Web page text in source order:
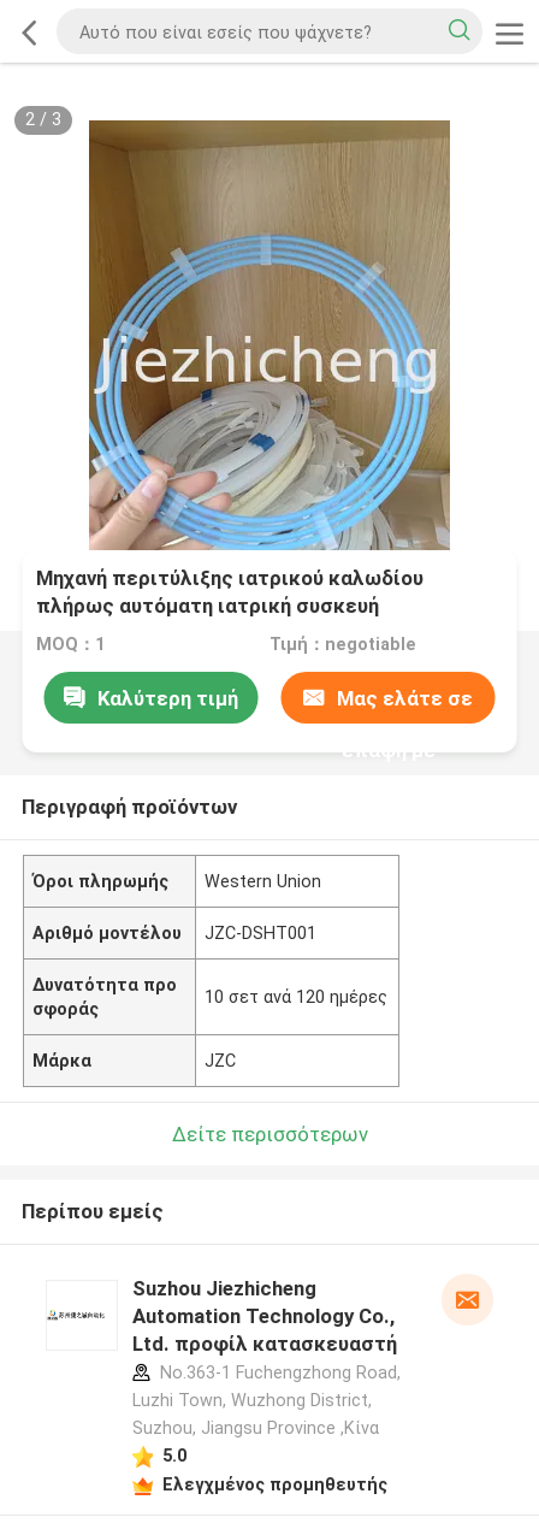
2/ 3
Μηχανή περιτύλιξης ιατρικού καλωδίου
πλήρως αυτόματη ιατρική συσκευή
περιτύλιξης καλωδίου και συσκευασίας
Μηχανή αυτοματοποιημένης περιτύλιξης και
συμπίεσης DSHT001
MOQ：1 Τιμή：negotiable
Καλύτερη τιμή Μας ελάτε σε
επαφή με
Περιγραφή προϊόντων
Όροι πληρωμής Western Union
Αριθμό μοντέλου JZC-DSHT001
Δυνατότητα προ
σφοράς
10 σετ ανά 120 ημέρες
Μάρκα JZC
Δείτε περισσότερων
Περίπου εμείς
Suzhou Jiezhicheng
Automation Technology Co.,
Ltd. προφίλ κατασκευαστή
No.363-1 Fuchengzhong Road,
Luzhi Town, Wuzhong District,
Suzhou, Jiangsu Province ,Κίνα
5.0
Ελεγχμένος προμηθευτής